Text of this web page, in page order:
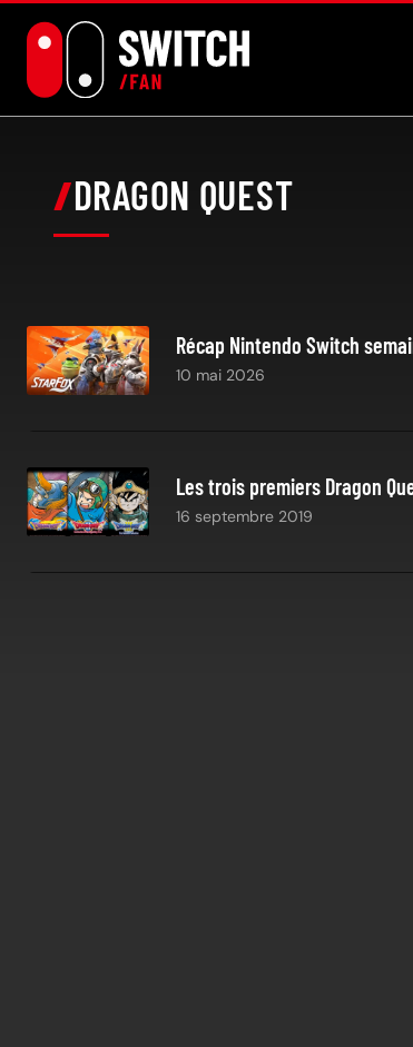
DRAGON QUEST
Récap Nintendo Switch
10 mai 2026
Les trois premiers Dragon
16 septembre 2019